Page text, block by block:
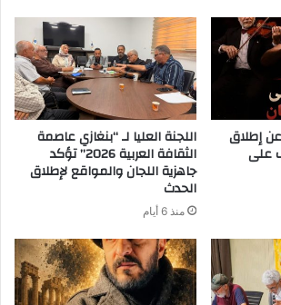
إطلاق
على
اللجنة العليا لـ “بنغازي عاصمة
الثقافة العربية 2026” تؤكد
جاهزية اللجان والمواقع لإطلاق
الحدث
منذ 6 أيام